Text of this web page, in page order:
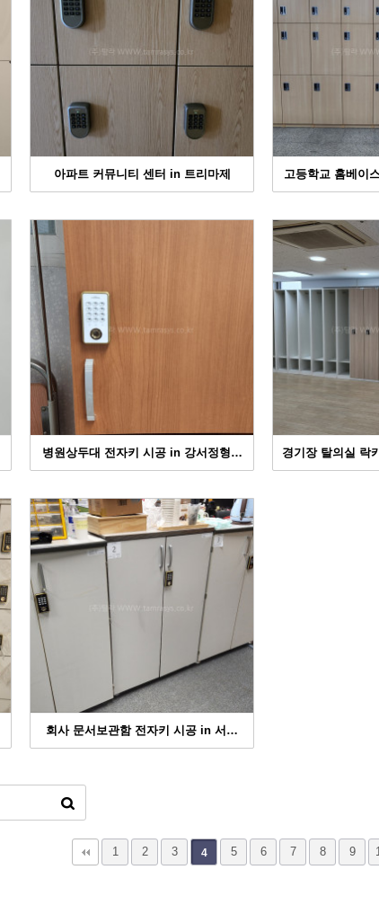
아파트 커뮤니티 센터 in 트리마제 고등학교 홈베이
병원상두대 전자키 시공 in 강서정형… 경기장 탈의실 락
회사 문서보관함 전자키 시공 in 서…
1 2 3 4 5 6 7 8 9